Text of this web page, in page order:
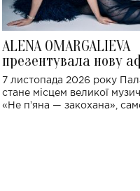
ALENA OMARGALIEVA
презентувала нову
великого концерту в
спорту
7 листопада 2026 року
стане місцем великої
«Не пʼяна — закохана»,